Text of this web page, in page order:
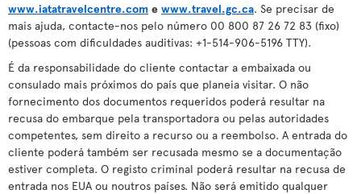
www.iatatravelcentre.com e www.travel.gc.ca. Se precisar de
mais ajuda, contacte-nos pelo número 00 800 87 26 72 83 (fixo)
(pessoas com dificuldades auditivas: +1-514-906-5196 TTY).
É da responsabilidade do cliente contactar a embaixada ou
consulado mais próximos do país que planeia visitar. O não
fornecimento dos documentos requeridos poderá resultar na
recusa do embarque pela transportadora ou pelas autoridades
competentes, sem direito a recurso ou a reembolso. A entrada do
cliente poderá também ser recusada mesmo se a documentação
estiver completa. O registo criminal poderá resultar na recusa de
entrada nos EUA ou noutros países. Não será emitido qualquer